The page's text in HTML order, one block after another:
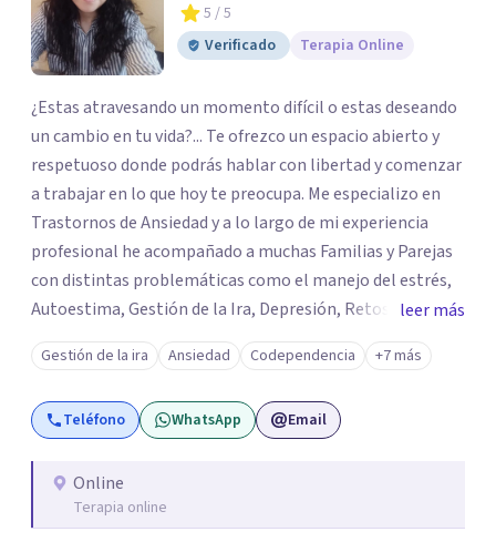
5 / 5
Verificado
Terapia Online
¿Estas atravesando un momento difícil o estas deseando
un cambio en tu vida?... Te ofrezco un espacio abierto y
respetuoso donde podrás hablar con libertad y comenzar
a trabajar en lo que hoy te preocupa. Me especializo en
Trastornos de Ansiedad y a lo largo de mi experiencia
profesional he acompañado a muchas Familias y Parejas
con distintas problemáticas como el manejo del estrés,
Autoestima, Gestión de la Ira, Depresión, Retos en la
Crianza, Codependencia, Celos, entre otros. Cuento con
más de 12 años de experiencia en el área de la Salud
mental y he trabajado en distintos contextos clínicos con
niños, Adolescentes y Adultos
leer más
Gestión de la ira Ansiedad Codependencia +7 más
Teléfono WhatsApp Email
Online
Terapia online